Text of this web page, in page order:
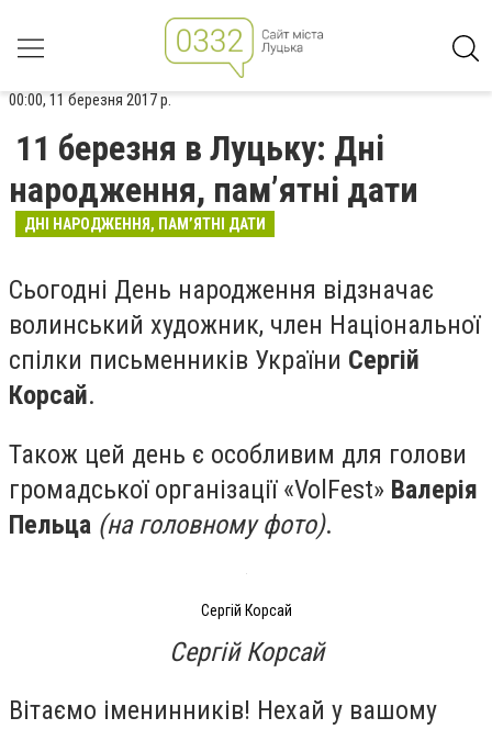
00:00, 11 березня 2017 р.
11 березня в Луцьку: Дні
народження, пам’ятні дати
ДНІ НАРОДЖЕННЯ, ПАМ’ЯТНІ ДАТИ
Сьогодні День народження відзначає
волинський художник, член Національної
спілки письменників України Сергій
Корсай.
Також цей день є особливим для голови
громадської організації «VolFest» Валерія
Пельца (на головному фото).
Сергій Корсай
Сергій Корсай
Вітаємо іменинників! Нехай у вашому